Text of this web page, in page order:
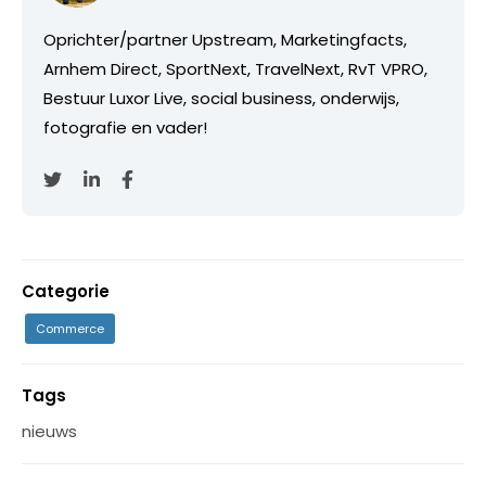
Oprichter/partner Upstream, Marketingfacts,
Arnhem Direct, SportNext, TravelNext, RvT VPRO,
Bestuur Luxor Live, social business, onderwijs,
fotografie en vader!
Categorie
Commerce
Tags
nieuws